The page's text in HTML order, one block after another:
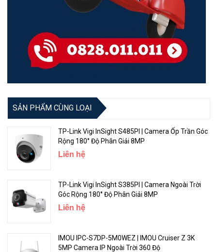
được trang bị vô số công nghệ giúp nâng cao
vấn đề xử lý trong nhiều trường hợp không hoàn hảo, bao gồm: IR
thông minh, WDR, 3D DNR và Tầm Nhìn Đêm.
SẢN PHẨM CÙNG LOẠI
TP-Link Vigi InSight S485PI | Camera Ốp Trần Góc
Rộng 180° Độ Phân Giải 8MP
Liên hệ
TP-Link Vigi InSight S385PI | Camera Ngoài Trời
Góc Rộng 180° Độ Phân Giải 8MP
Liên hệ
IMOU IPC-S7DP-5M0WEZ | IMOU Cruiser Z 3K
5MP Camera IP Ngoài Trời 360 Độ